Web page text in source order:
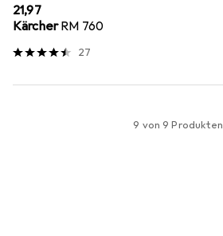
EUR
21,97
KärcherRM 760
27
9 von 9 Produkten